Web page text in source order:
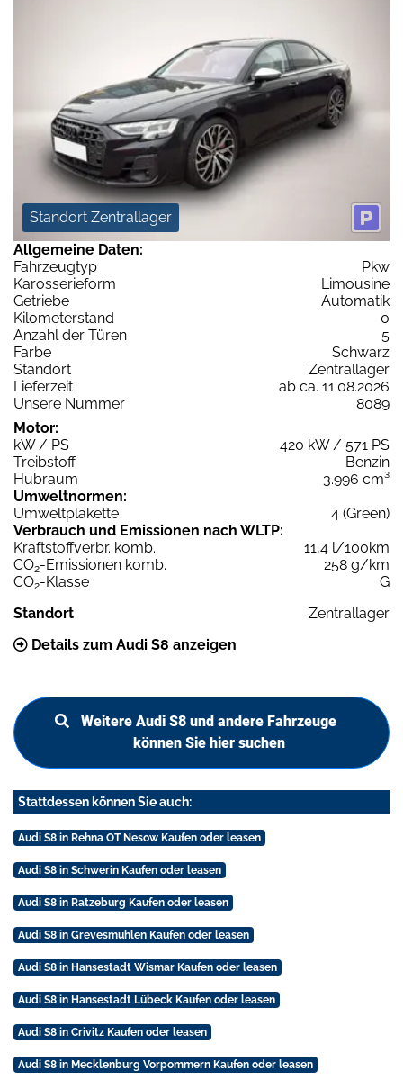
Standort Zentrallager
Allgemeine Daten:
Fahrzeugtyp
Pkw
Karosserieform
Limousine
Getriebe
Automatik
Kilometerstand
0
Anzahl der Türen
5
Farbe
Schwarz
Standort
Zentrallager
Lieferzeit
ab ca. 11.08.2026
Unsere Nummer
8089
Motor:
kW / PS
420 kW / 571 PS
Treibstoff
Benzin
Hubraum
3.996 cm³
Umweltnormen:
Umweltplakette
4 (Green)
Verbrauch und Emissionen nach WLTP:
Kraftstoffverbr. komb.
11,4 l/100km
CO2-Emissionen komb.
258 g/km
CO2-Klasse
G
Standort
Zentrallager
Details zum Audi S8 anzeigen
Weitere Audi S8 und andere Fahrzeuge
können Sie hier suchen
Stattdessen können Sie auch:
Audi S8 in Rehna OT Nesow Kaufen oder leasen
Audi S8 in Schwerin Kaufen oder leasen
Audi S8 in Ratzeburg Kaufen oder leasen
Audi S8 in Grevesmühlen Kaufen oder leasen
Audi S8 in Hansestadt Wismar Kaufen oder leasen
Audi S8 in Hansestadt Lübeck Kaufen oder leasen
Audi S8 in Crivitz Kaufen oder leasen
Audi S8 in Mecklenburg Vorpommern Kaufen oder leasen